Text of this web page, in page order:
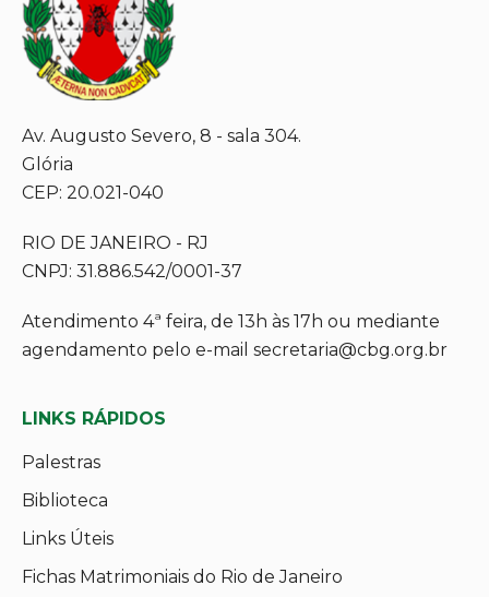
Av. Augusto Severo, 8 - sala 304.
Glória
CEP: 20.021-040
RIO DE JANEIRO - RJ
CNPJ: 31.886.542/0001-37
Atendimento 4ª feira, de 13h às 17h ou mediante
agendamento pelo e-mail secretaria@cbg.org.br
LINKS RÁPIDOS
Palestras
Biblioteca
Links Úteis
Fichas Matrimoniais do Rio de Janeiro